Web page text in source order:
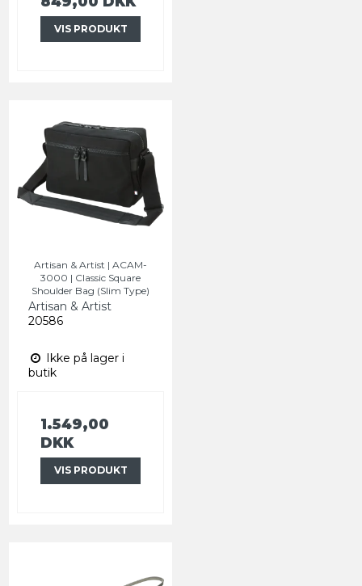
VIS PRODUKT
Artisan & Artist | ACAM-
3000 | Classic Square
Shoulder Bag (Slim Type)
Artisan & Artist
20586
Ikke på lager i
butik
1.549,00
DKK
VIS PRODUKT